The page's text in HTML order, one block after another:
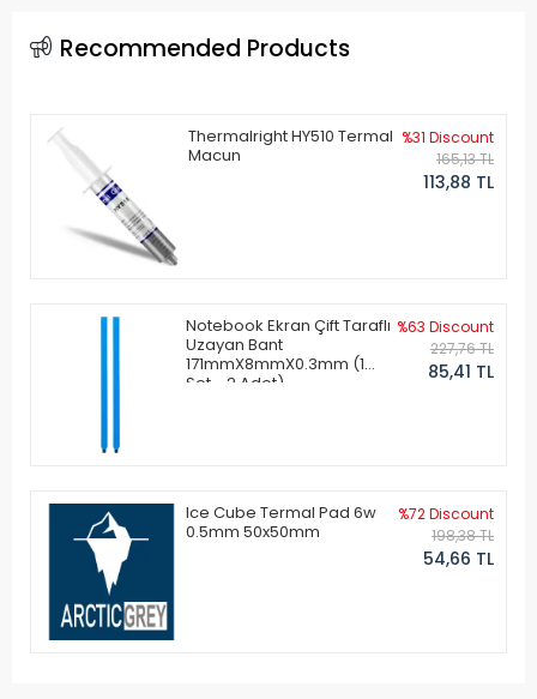
Recommended Products
Thermalright HY510 Termal
Macun
%31 Discount
165,13 TL
113,88 TL
Notebook Ekran Çift Taraflı
Uzayan Bant
171mmX8mmX0.3mm (1
Set - 2 Adet)
%63 Discount
227,76 TL
85,41 TL
Ice Cube Termal Pad 6w
0.5mm 50x50mm
%72 Discount
198,38 TL
54,66 TL